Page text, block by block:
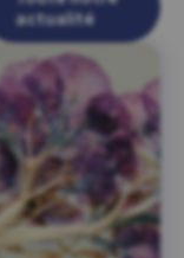
actualité